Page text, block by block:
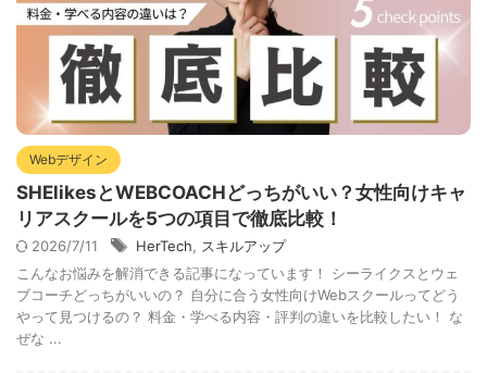
Webデザイン
SHElikesとWEBCOACHどっちがいい？女性向けキャ
リアスクールを5つの項目で徹底比較！
2026/7/11 HerTech
スキルアップ
こんなお悩みを解消できる記事になっています！ シーライクスとウェ
ブコーチどっちがいいの？ 自分に合う女性向けWebスクールってどう
やって見つけるの？ 料金・学べる内容・評判の違いを比較したい！ な
ぜな ...